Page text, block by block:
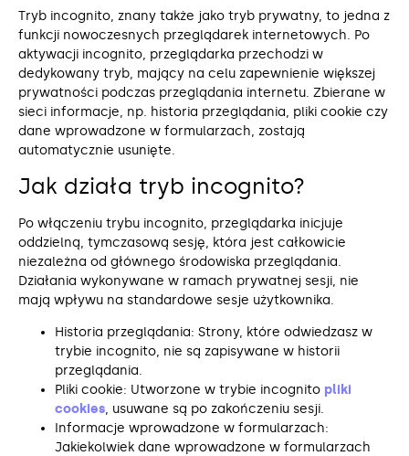
Tryb incognito, znany także jako tryb prywatny, to jedna z
funkcji nowoczesnych przeglądarek internetowych. Po
aktywacji incognito, przeglądarka przechodzi w
dedykowany tryb, mający na celu zapewnienie większej
prywatności podczas przeglądania internetu. Zbierane w
sieci informacje, np. historia przeglądania, pliki cookie czy
dane wprowadzone w formularzach, zostają
automatycznie usunięte.
Jak działa tryb incognito?
Po włączeniu trybu incognito, przeglądarka inicjuje
oddzielną, tymczasową sesję, która jest całkowicie
niezależna od głównego środowiska przeglądania.
Działania wykonywane w ramach prywatnej sesji, nie
mają wpływu na standardowe sesje użytkownika.
Historia przeglądania: Strony, które odwiedzasz w
trybie incognito, nie są zapisywane w historii
przeglądania.
Pliki cookie: Utworzone w trybie incognito pliki
cookies, usuwane są po zakończeniu sesji.
Informacje wprowadzone w formularzach:
Jakiekolwiek dane wprowadzone w formularzach